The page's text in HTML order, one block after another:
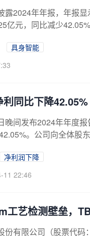
露2024年年报，年报
亿元，同比减少
具身智能
同比下降
晚间发布2024年年度
。公司向全体股
净利润下降
11 22:46
工艺检测壁垒，
份有限公司（股票代